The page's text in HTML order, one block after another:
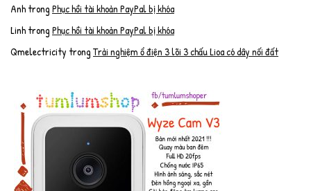
AnhtrongPhục hồi tài khoản PayPal bị khóa
LinhtrongPhục hồi tài khoản PayPal bị khóa
Qmelectricity trongTrải nghiệm ổ điện 3 lõi 3 chấu Lioa có dây nối đất